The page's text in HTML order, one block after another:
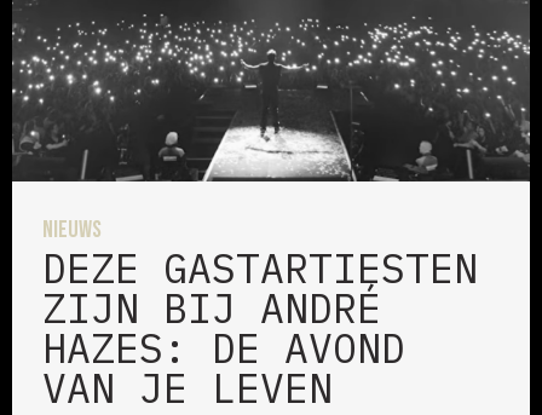
Nieuws
DEZE GASTARTIESTEN
ZIJN BIJ ANDRÉ
HAZES: DE AVOND
VAN JE LEVEN